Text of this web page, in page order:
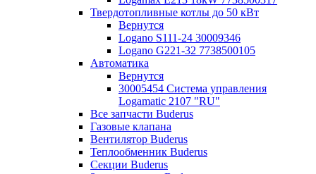
Твердотопливные котлы до 50 кВт
Вернутся
Logano S111-24 30009346
Logano G221-32 7738500105
Автоматика
Вернутся
30005454 Система управления
Logamatic 2107 "RU"
Все запчасти Buderus
Газовые клапана
Вентилятор Buderus
Теплообменник Buderus
Секции Buderus